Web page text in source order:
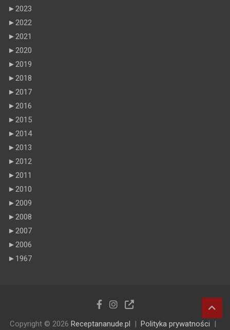
►2023
►2022
►2021
►2020
►2019
►2018
►2017
►2016
►2015
►2014
►2013
►2012
►2011
►2010
►2009
►2008
►2007
►2006
► 1967
Copyright © 2026 Receptananude.pl Polityka prywatności